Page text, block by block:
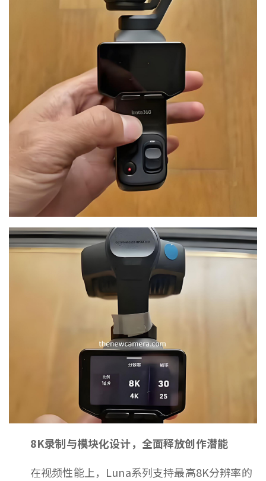
8K录制与模块化设计，全面释放创作潜能
在视频性能上，Luna系列支持最高8K分辨率的